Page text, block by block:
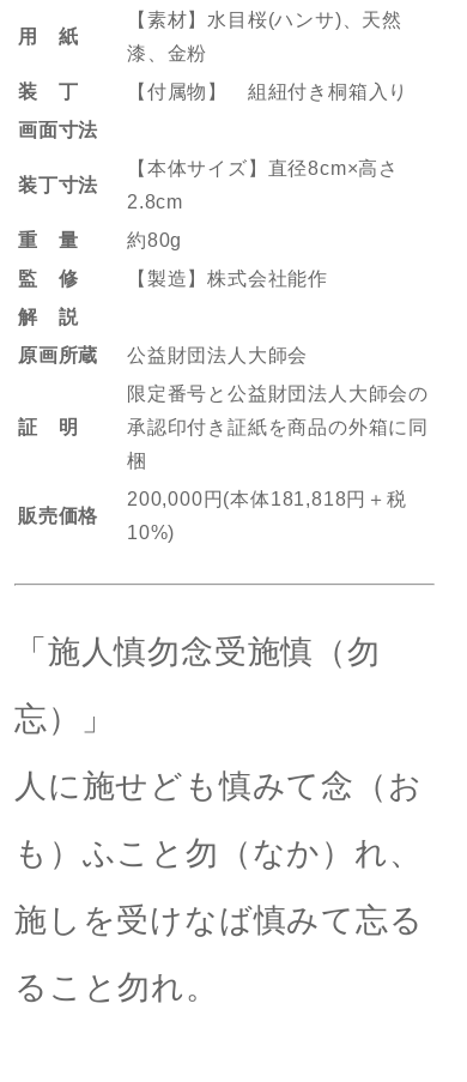
用 紙
【素材】水目桜(ハンサ)、天然
漆、金粉
装 丁
【付属物】 組紐付き桐箱入り
画面寸法
装丁寸法
【本体サイズ】直径8cm×高さ
2.8cm
重 量
約80g
監 修
【製造】株式会社能作
解 説
原画所蔵
公益財団法人大師会
証 明
限定番号と公益財団法人大師会の
承認印付き証紙を商品の外箱に同
梱
販売価格
200,000円(本体181,818円＋税
10%)
「施人慎勿念受施慎（勿
忘）」
人に施せども慎みて念（お
も）ふこと勿（なか）れ、
施しを受けなば慎みて忘る
ること勿れ。